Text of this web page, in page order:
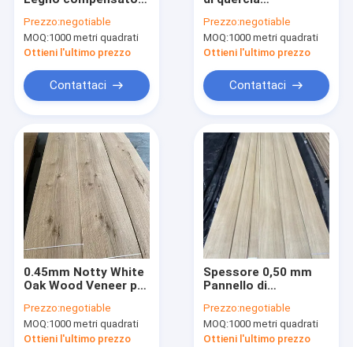
europea di grado D
Prezzo:negotiable
MOQ:1000 metri quadrati
Ottieni l'ultimo prezzo
Contattaci
bordo fascia di grado
C
Prezzo:negotiable
MOQ:1000 metri quadrati
Ottieni l'ultimo prezzo
Contattaci
0.45mm Notty White
Oak Wood Veneer per
mobili in stile Retro
Prezzo:negotiable
MOQ:1000 metri quadrati
Ottieni l'ultimo prezzo
Spessore 0,50 mm
Pannello di
quercia bianca
europea
Arredamento AA
Prezzo:negotiable
MOQ:1000 metri quadrati
Ottieni l'ultimo prezzo